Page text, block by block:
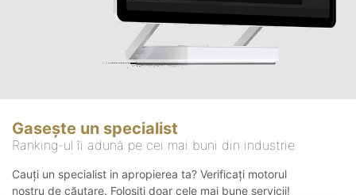
Gasește un specialist
Ranking-ul îi adună pe cei mai buni din industrie
Cauți un specialist in apropierea ta? Verificați motorul
nostru de căutare. Folosiți doar cele mai bune servicii!